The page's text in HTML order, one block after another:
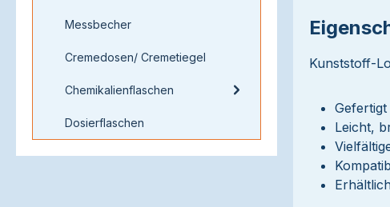
Messbecher
Cremedosen/ Cremetiegel
Chemikalienflaschen
Dosierflaschen
Kunststoff-
Leicht,